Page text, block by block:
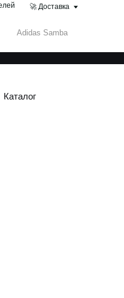
🚀 Доставка
Каталог